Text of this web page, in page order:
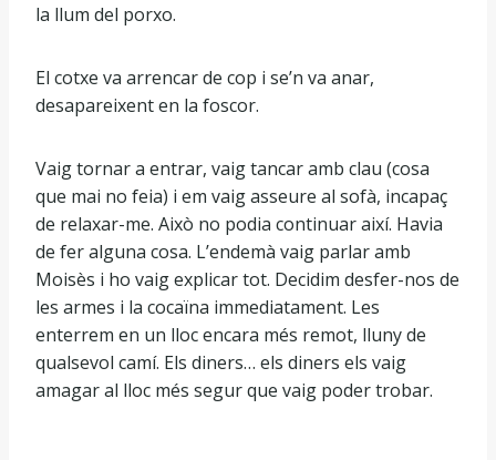
la llum del porxo.
El cotxe va arrencar de cop i se’n va anar,
desapareixent en la foscor.
Vaig tornar a entrar, vaig tancar amb clau (cosa
que mai no feia) i em vaig asseure al sofà, incapaç
de relaxar-me. Això no podia continuar així. Havia
de fer alguna cosa. L’endemà vaig parlar amb
Moisès i ho vaig explicar tot. Decidim desfer-nos de
les armes i la cocaïna immediatament. Les
enterrem en un lloc encara més remot, lluny de
qualsevol camí. Els diners… els diners els vaig
amagar al lloc més segur que vaig poder trobar.